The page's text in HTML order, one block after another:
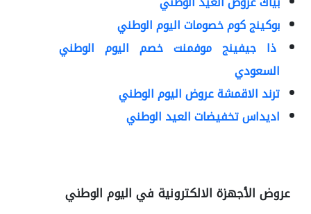
بوكينج كوم خصومات اليوم الوطني
ذا جيفينج موفمنت خصم اليوم الوطني
السعودي
ترند الاقمشة عروض اليوم الوطني
اديداس تخفيضات العيد الوطني
عروض الأجهزة الالكترونية في اليوم الوطني